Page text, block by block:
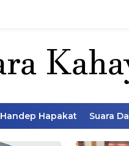
Handep Hapakat Suara